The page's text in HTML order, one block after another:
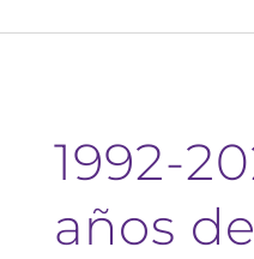
1992-
años